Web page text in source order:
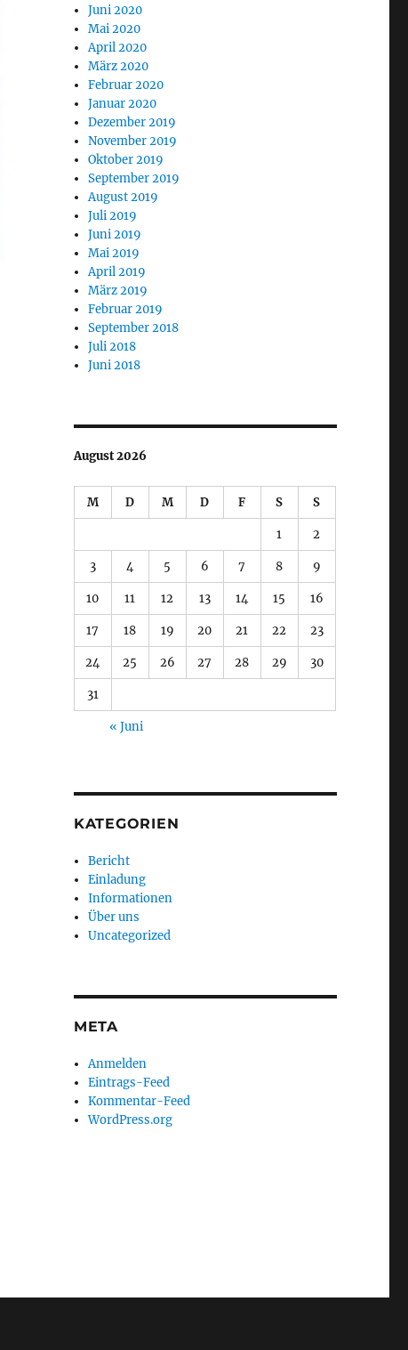
Juni 2020
Mai 2020
April 2020
März 2020
Februar 2020
Januar 2020
Dezember 2019
November 2019
Oktober 2019
September 2019
August 2019
Juli 2019
Juni 2019
Mai 2019
April 2019
März 2019
Februar 2019
September 2018
Juli 2018
Juni 2018
August 2026
M D M D F S S
1 2
3 4 5 6 7 8 9
10 11 12 13 14 15 16
17 18 19 20 21 22 23
24 25 26 27 28 29 30
31
« Juni
KATEGORIEN
Bericht
Einladung
Informationen
Über uns
Uncategorized
META
Anmelden
Eintrags-Feed
Kommentar-Feed
WordPress.org